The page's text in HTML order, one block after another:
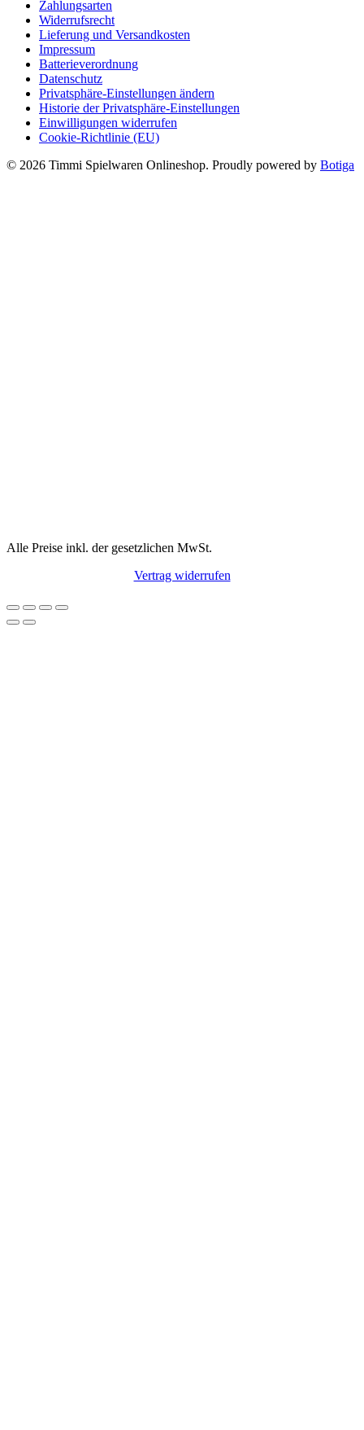
Produktseite
gewählt
werden
Zahlungsarten
Widerrufsrecht
Lieferung und Versandkosten
Impressum
Batterieverordnung
Datenschutz
Privatsphäre-Einstellungen ändern
Historie der Privatsphäre-Einstellungen
Einwilligungen widerrufen
Cookie-Richtlinie (EU)
© 2026 Timmi Spielwaren Onlineshop. Proudly powered by Botiga
Alle Preise inkl. der gesetzlichen MwSt.
Vertrag widerrufen